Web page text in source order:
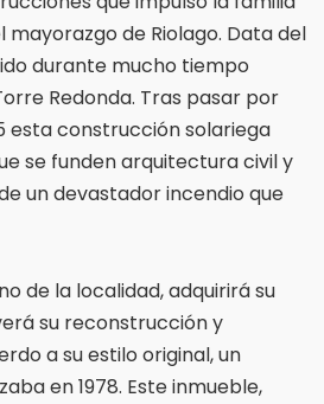
mayorazgo de Riolago. Data del
durante mucho tiempo
Redonda. Tras pasar por
esta construcción solariega
se funden arquitectura civil y
un devastador incendio que
de la localidad, adquirirá su
su reconstrucción y
a su estilo original, un
en 1978. Este inmueble,